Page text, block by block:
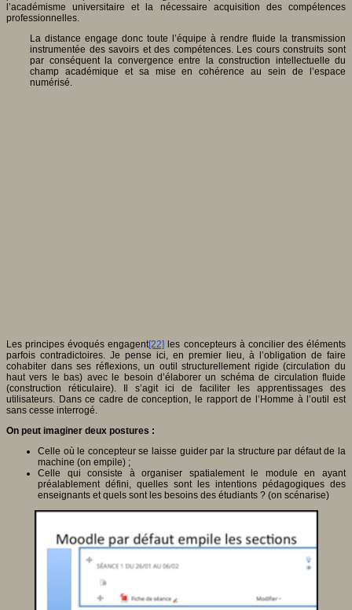
l’académisme universitaire et la nécessaire acquisition des compétences
professionnelles.
La distance engage donc toute l’équipe à rendre fluide la transmission
instrumentée des savoirs et des compétences. Les cours construits sont
par conséquent la convergence entre la construction intellectuelle du
champ académique et sa mise en cohérence au sein de l’espace
numérisé.
Les principes évoqués engagent[22] les concepteurs à concilier des éléments
parfois contradictoires. Je pense ici, en premier lieu, à l’obligation de faire
cohabiter dans ses réflexions, un outil structurellement rigide (circulation du
haut vers le bas) avec le besoin d’élaborer un schéma de circulation fluide
(construction réticulaire). Il s’agit ici de faciliter les apprentissages des
utilisateurs. Dans ce cadre de conception, le rapport de l’Homme à l’outil est
sans cesse interrogé.
On peut imaginer deux postures :
Celle où le concepteur se laisse guider par la structure par défaut de la
machine (on empile) ;
Celle qui consiste à organiser spatialement le module en ayant
préalablement défini, quelles sont les intentions pédagogiques des
enseignants et quels sont les besoins des étudiants ? (on scénarise)